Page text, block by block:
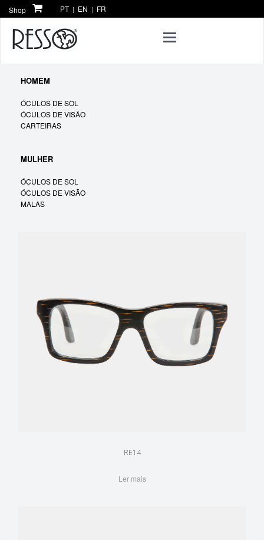
Shop PT| EN | FR
HOMEM
ÓCULOS DE SOL
ÓCULOS DE VISÃO
CARTEIRAS
MULHER
ÓCULOS DE SOL
ÓCULOS DE VISÃO
MALAS
RE14
Ler mais